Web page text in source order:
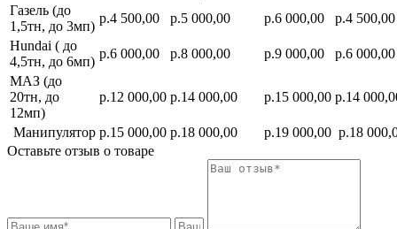
Газель (до
1,5тн, до 3мп)
р.4 500,00 р.5 000,00 р.6 000,00
р.4 500,00
Hundai ( до
4,5тн, до 6мп)
р.6 000,00 р.8 000,00 р.9 000,00
р.6 000,00
МАЗ (до
20тн, до
12мп)
р.12 000,00 р.14 000,00 р.15 000,00 р.14
Манипулятор р.15 000,00 р.18 000,00 р.19 000,00 р.18
Оставьте отзыв о товаре